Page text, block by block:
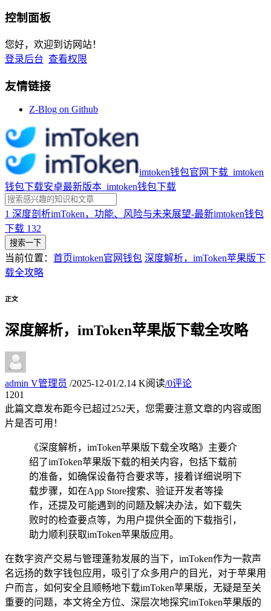
控制面板
您好，欢迎到访网站！
登录后台 查看权限
友情链接
Z-Blog on Github
imtoken钱包官网下载_imtoken
钱包下载安卓最新版本_imtoken钱包下载
1 深度剖析imToken，功能、风险与未来展望-最新imtoken钱包
下载 132
搜索一下
当前位置： 首页imtoken官网钱包 深度解析，imToken苹果版下
载全攻略
正文
深度解析，imToken苹果版下载全攻略
admin V管理员 /2025-12-01/2.14 K阅读/0评论
1201
此篇文章发布距今已超过252天，您需要注意文章的内容或图
片是否可用！
《深度解析，imToken苹果版下载全攻略》主要介
绍了imToken苹果版下载的相关内容，包括下载前
的准备，如确保设备符合要求等，接着详细说明下
载步骤，如在App Store搜索、验证开发者等操
作，还提及可能遇到的问题及解决办法，如下载失
败时的检查要点等，为用户提供全面的下载指引，
助力顺利获取imToken苹果版应用。
在数字资产交易与管理蓬勃发展的当下，imToken作为一款声
名远扬的数字钱包应用，吸引了众多用户的目光，对于苹果用
户而言，如何安全且顺畅地下载imToken苹果版，无疑是至关
重要的问题，本文将全方位、深层次地探究imToken苹果版的